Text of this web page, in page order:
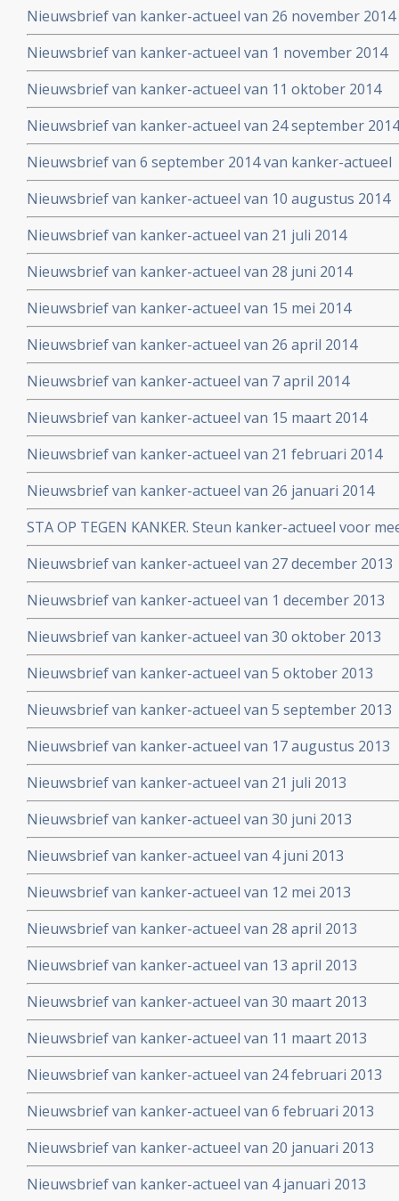
Nieuwsbrief van kanker-actueel van 26 november 2014
Nieuwsbrief van kanker-actueel van 1 november 2014
Nieuwsbrief van kanker-actueel van 11 oktober 2014
Nieuwsbrief van kanker-actueel van 24 september 2014
Nieuwsbrief van 6 september 2014 van kanker-actueel
Nieuwsbrief van kanker-actueel van 10 augustus 2014
Nieuwsbrief van kanker-actueel van 21 juli 2014
Nieuwsbrief van kanker-actueel van 28 juni 2014
Nieuwsbrief van kanker-actueel van 15 mei 2014
Nieuwsbrief van kanker-actueel van 26 april 2014
Nieuwsbrief van kanker-actueel van 7 april 2014
Nieuwsbrief van kanker-actueel van 15 maart 2014
Nieuwsbrief van kanker-actueel van 21 februari 2014
Nieuwsbrief van kanker-actueel van 26 januari 2014
STA OP TEGEN KANKER. Steun kanker-actueel voor
naar niet-toxische middelen en behandelingen
Nieuwsbrief van kanker-actueel van 27 december 2013
Nieuwsbrief van kanker-actueel van 1 december 2013
Nieuwsbrief van kanker-actueel van 30 oktober 2013
Nieuwsbrief van kanker-actueel van 5 oktober 2013
Nieuwsbrief van kanker-actueel van 5 september 2013
Nieuwsbrief van kanker-actueel van 17 augustus 2013
Nieuwsbrief van kanker-actueel van 21 juli 2013
Nieuwsbrief van kanker-actueel van 30 juni 2013
Nieuwsbrief van kanker-actueel van 4 juni 2013
Nieuwsbrief van kanker-actueel van 12 mei 2013
Nieuwsbrief van kanker-actueel van 28 april 2013
Nieuwsbrief van kanker-actueel van 13 april 2013
Nieuwsbrief van kanker-actueel van 30 maart 2013
Nieuwsbrief van kanker-actueel van 11 maart 2013
Nieuwsbrief van kanker-actueel van 24 februari 2013
Nieuwsbrief van kanker-actueel van 6 februari 2013
Nieuwsbrief van kanker-actueel van 20 januari 2013
Nieuwsbrief van kanker-actueel van 4 januari 2013